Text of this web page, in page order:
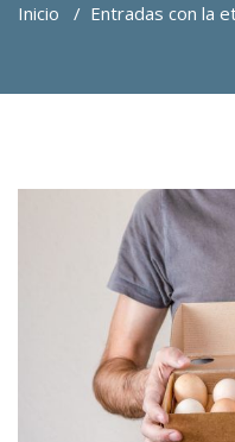
Inicio / Entradas con la